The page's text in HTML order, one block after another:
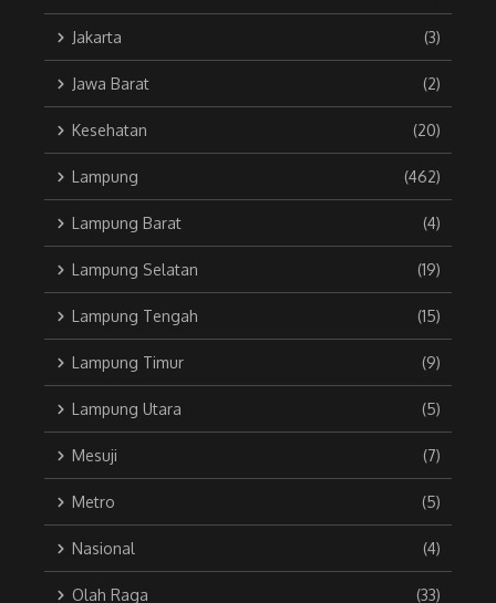
Jakarta (3)
Jawa Barat (2)
Kesehatan (20)
Lampung (462)
Lampung Barat (4)
Lampung Selatan (19)
Lampung Tengah (15)
Lampung Timur (9)
Lampung Utara (5)
Mesuji (7)
Metro (5)
Nasional (4)
Olah Raga (33)